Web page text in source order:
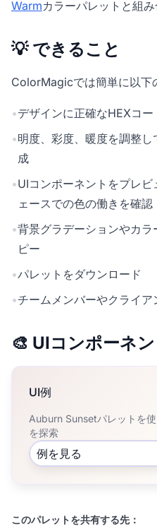
Warmカラーパレットと組み
💡 できること
ColorMagicでは簡単に以下
•デザインに正確なHEXコー
•明度、彩度、暖度を調整
成
•UIコンポーネントをプレ
ェースでの色の働きを確認
•背景グラデーションやカラ
ピー
•パレットをダウンロード
•チームメンバーやクライ
🎨 UIコンポーネ
UI例
Auburn Sunsetパレットを
を探索
例を見る
このパレットを共有する先：